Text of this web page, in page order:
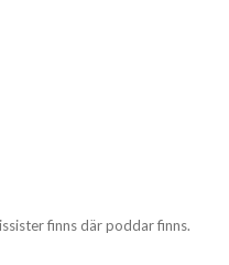
finns där poddar finns.